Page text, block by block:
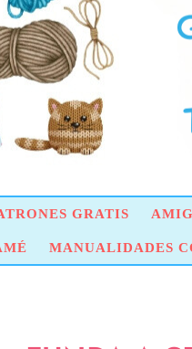
GRATIS
MANUALIDADES